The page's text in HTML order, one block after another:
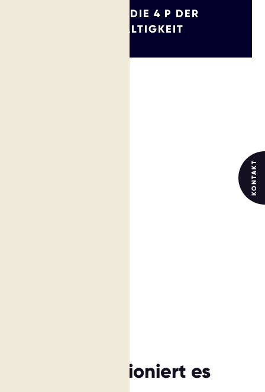
VERSTEHE DIE 4 P DER
NACHHALTIGKEIT
So funktioniert es
KONTAKT